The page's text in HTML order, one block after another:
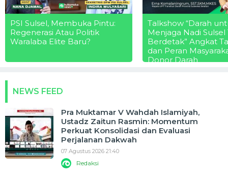
PSI Sulsel, Membuka Pintu:
Regenerasi Atau Politik
Waralaba Elite Baru?
Talkshow “Darah
Menjaga Nadi Sulsel
Berdetak” Angkat
dan Peran
Donor Darah
NEWS FEED
Pra Muktamar V Wahdah Islamiyah,
Ustadz Zaitun Rasmin: Momentum
Perkuat Konsolidasi dan Evaluasi
Perjalanan Dakwah
07 Agustus 2026 21:40
Redaksi